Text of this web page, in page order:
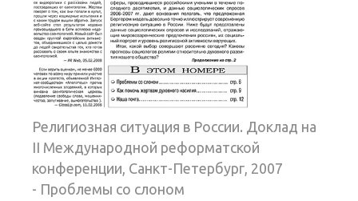
Религиозная ситуация в России. Доклад на
II Международной реформатской
конференции, Санкт-Петербург, 2007
- Проблемы со слоном